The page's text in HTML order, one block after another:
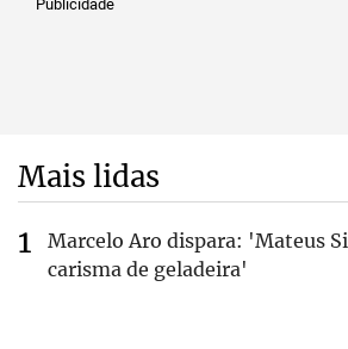
Publicidade
Mais lidas
Marcelo Aro dispara: 'Mateus
carisma de geladeira'